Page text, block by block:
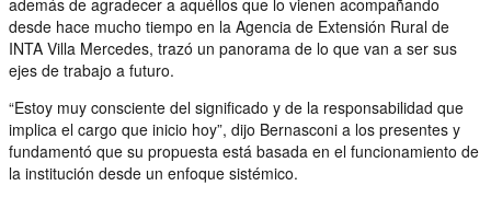
desde hace mucho tiempo en la Agencia de Extensión Rural de
INTA Villa Mercedes, trazó un panorama de lo que van a ser sus
ejes de trabajo a futuro.
“Estoy muy consciente del significado y de la responsabilidad que
implica el cargo que inicio hoy”, dijo Bernasconi a los presentes y
fundamentó que su propuesta está basada en el funcionamiento de
la institución desde un enfoque sistémico.